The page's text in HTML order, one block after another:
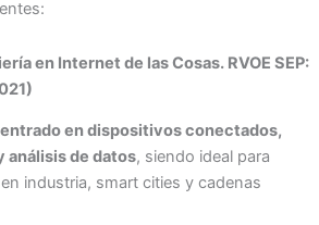
en Internet de las Cosas. RVOE SEP:
en dispositivos conectados,
análisis de datos, siendo ideal para
industria, smart cities y cadenas